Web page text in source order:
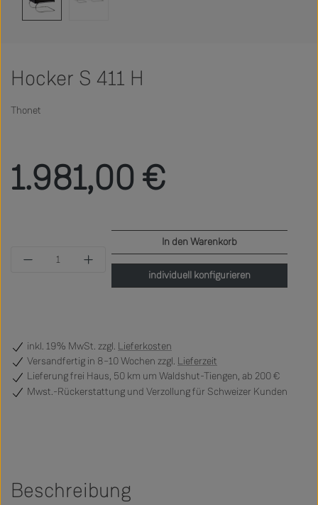
Hocker S 411 H
Thonet
1.981,00 €
Produkt Anzahl: Gib den gewünschten Wert
In den Warenkorb
individuell konfigurieren
inkl. 19% MwSt. zzgl. Lieferkosten
Versandfertig in 8–10 Wochen zzgl. Lieferzeit
Lieferung frei Haus, 50 km um Waldshut-Tiengen, ab 200 €
Mwst.-Rückerstattung und Verzollung für Schweizer Kunden
Beschreibung